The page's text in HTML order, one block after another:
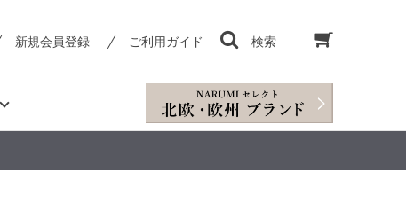
新規会員登録 ご利用ガイド 検索